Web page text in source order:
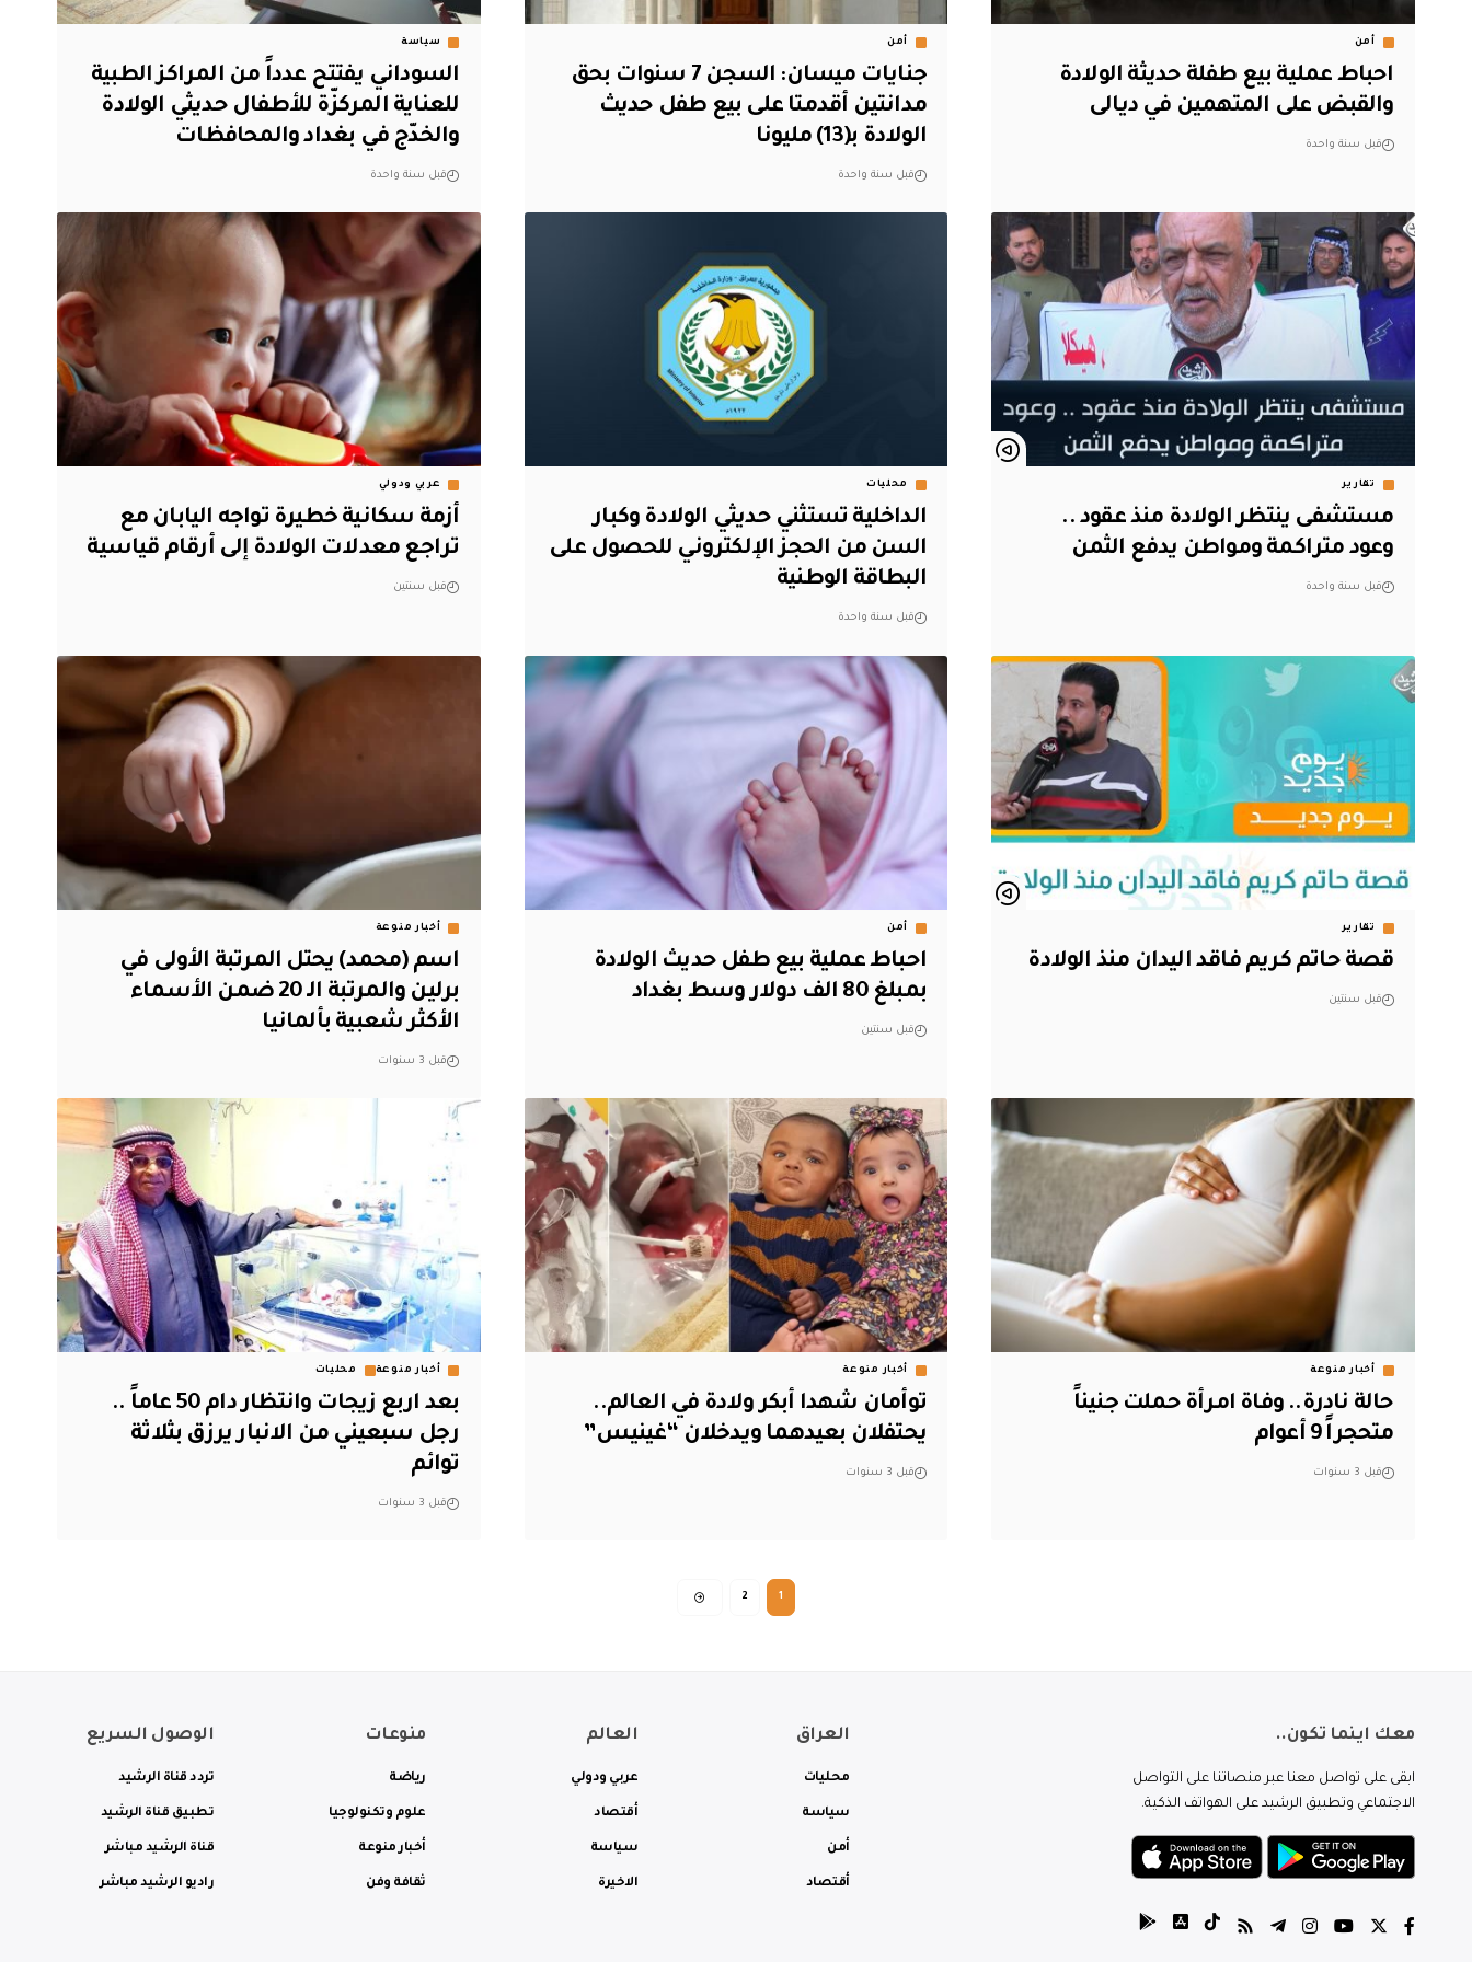
أمن
احباط عملية بيع طفلة حديثة الولادة
والقبض على المتهمين في ديالى
قبل سنة واحدة
أمن
جنايات ميسان: السجن 7 سنوات بحق
مدانتين أقدمتا على بيع طفل حديث
الولادة بـ(13) مليونا
قبل سنة واحدة
سياسة
السوداني يفتتح عدداً من المراكز الطبية
للعناية المركزّة للأطفال حديثي الولادة
والخدّج في بغداد والمحافظات
قبل سنة واحدة
تقارير
مستشفى ينتظر الولادة منذ عقود ..
وعود متراكمة ومواطن يدفع الثمن
قبل سنة واحدة
محليات
‏الداخلية تستثني حديثي الولادة وكبار
السن من الحجز الإلكتروني للحصول على
البطاقة الوطنية‬
قبل سنة واحدة
عربي ودولي
أزمة سكانية خطيرة تواجه اليابان مع
تراجع معدلات الولادة إلى أرقام قياسية
قبل سنتين
تقارير
قصة حاتم كريم فاقد اليدان منذ الولادة
قبل سنتين
أمن
احباط عملية بيع طفل حديث الولادة
بمبلغ 80 الف دولار وسط بغداد
قبل سنتين
أخبار منوعة
اسم (محمد) يحتل المرتبة الأولى في
برلين والمرتبة الـ 20 ضمن الأسماء
الأكثر شعبية بألمانيا
قبل 3 سنوات
أخبار منوعة
حالة نادرة.. وفاة امرأة حملت جنيناً
متحجراً 9 أعوام
قبل 3 سنوات
أخبار منوعة
توأمان شهدا أبكر ولادة في العالم..
يحتفلان بعيدهما ويدخلان “غينيس”
قبل 3 سنوات
أخبار منوعة محليات
بعد اربع زيجات وانتظار دام 50 عاماً ..
رجل سبعيني من الانبار يرزق بثلاثة
توائم
قبل 3 سنوات
1
2
معك اينما تكون..
ابقى على تواصل معنا عبر منصاتنا على التواصل
الاجتماعي وتطبيق الرشيد على الهواتف الذكية.
العراق
محليات
سياسة
أمن
أقتصاد
العالم
عربي ودولي
أقتصاد
سياسة
الاخيرة
منوعات
رياضة
علوم وتكنولوجيا
أخبار منوعة
ثقافة وفن
الوصول السريع
تردد قناة الرشيد
تطبيق قناة الرشيد
قناة الرشيد مباشر
راديو الرشيد مباشر